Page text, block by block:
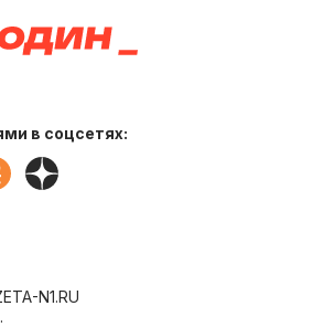
в соцсетях:
N1.RU